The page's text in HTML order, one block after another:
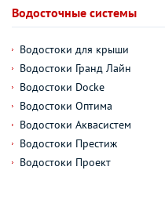
Водосточные системы
Водостоки для крыши
Водостоки Гранд Лайн
Водостоки Docke
Водостоки Оптима
Водостоки Аквасистем
Водостоки Престиж
Водостоки Проект